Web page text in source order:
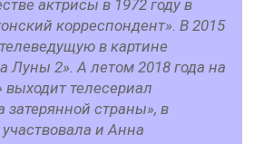
актрисы в 1972 году в
корреспондент». В 2015
в картине
Луны 2». А летом 2018 года на
выходит телесериал
затерянной страны», в
и Анна